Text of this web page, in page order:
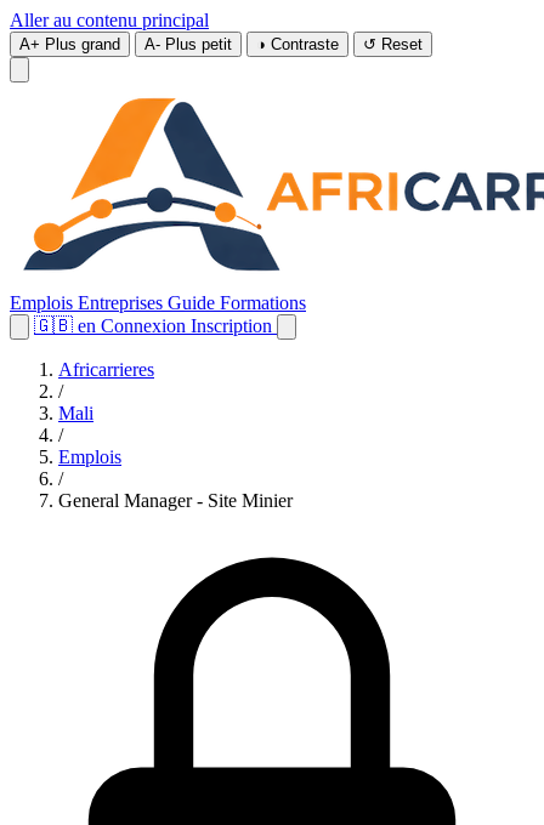
Aller au contenu principal
A+ Plus grand A- Plus petit ◑ Contraste ↺ Reset
Emplois Entreprises Guide Formations
🇬🇧 en Connexion Inscription
Africarrieres
/
Mali
/
Emplois
/
General Manager - Site Minier